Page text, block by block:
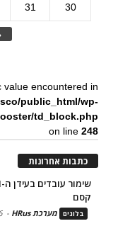
30
31
value encountered in
public_html/wp-
td_block.php
on line248
כתבות אחרונות
קסם
בלוגים מערכת HRus -